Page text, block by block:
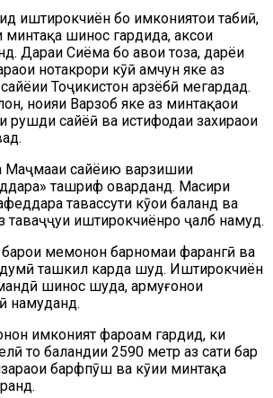
иштирокчиён бо имкониятҳои табиӣ,
минтақа шинос гардида, аксҳои
Дараи Сиёма бо ҳавои тоза, дарёи
нотакрори кӯҳӣ ҳамчун яке аз
Тоҷикистон арзёбӣ мегардад.
ноҳияи Варзоб яке аз минтақаҳои
рушди сайёҳӣ ва истифодаи захираҳои
Маҷмааи сайёҳию варзишии
ташриф оварданд. Масири
тавассути кӯҳҳои баланд ва
таваҷҷуҳи иштирокчиёнро ҷалб намуд.
меҳмонон барномаи фарҳангӣ ва
ташкил карда шуд. Иштирокчиён
шинос шуда, армуғонҳои
намуданд.
имконият фароҳам гардид, ки
то баландии 2590 метр аз сатҳи баҳр
барфпӯш ва кӯҳии минтақа